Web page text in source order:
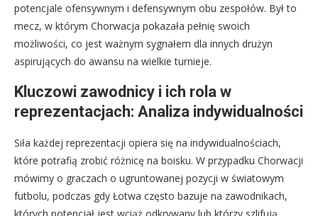
potencjale ofensywnym i defensywnym obu zespołów. Był to
mecz, w którym Chorwacja pokazała pełnię swoich
możliwości, co jest ważnym sygnałem dla innych drużyn
aspirujących do awansu na wielkie turnieje.
Kluczowi zawodnicy i ich rola w
reprezentacjach: Analiza indywidualności
Siła każdej reprezentacji opiera się na indywidualnościach,
które potrafią zrobić różnicę na boisku. W przypadku Chorwacji
mówimy o graczach o ugruntowanej pozycji w światowym
futbolu, podczas gdy Łotwa często bazuje na zawodnikach,